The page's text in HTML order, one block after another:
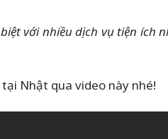
với nhiều dịch vụ tiện
Nhật qua video này nhé!